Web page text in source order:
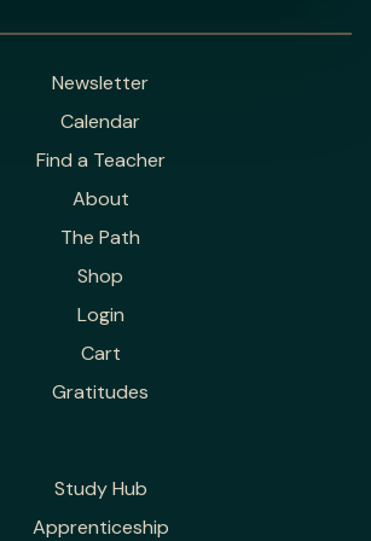
Newsletter
Calendar
Find a Teacher
About
The Path
Shop
Login
Cart
Gratitudes
Study Hub
Apprenticeship